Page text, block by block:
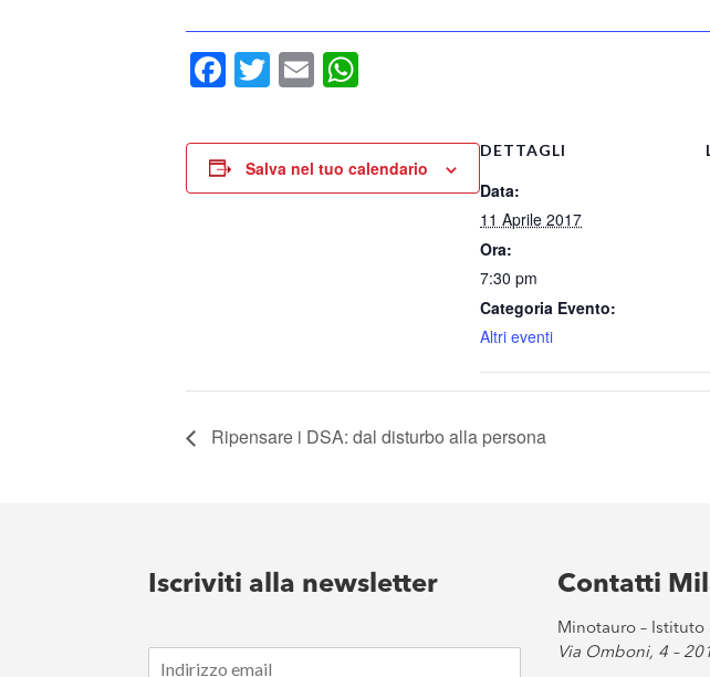
Facebook
Twitter
Email
Salva nel tuo calendario
DETTAGLI
Data:
11 Aprile 2017
Ora:
7:30 pm
Categoria Evento:
Altri eventi
Ripensare i DSA: dal disturbo alla persona
Iscriviti alla newsletter Contatti
Minotauro –
Via Omboni, 4 –